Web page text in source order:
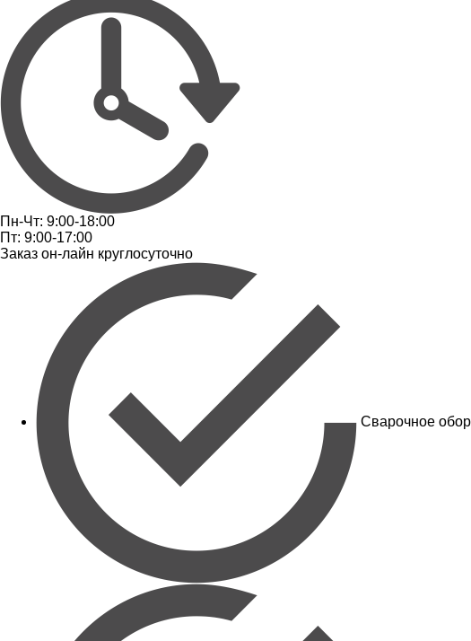
Пн-Чт: 9:00-18:00
Пт: 9:00-17:00
Заказ он-лайн круглосуточно
Сварочное